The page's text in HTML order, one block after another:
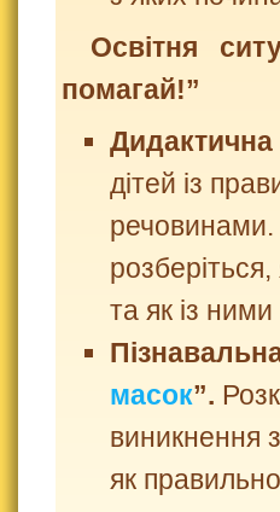
Освітня
помагай!”
Дидактична
дітей із
та як із
масок”.
виникнення
як